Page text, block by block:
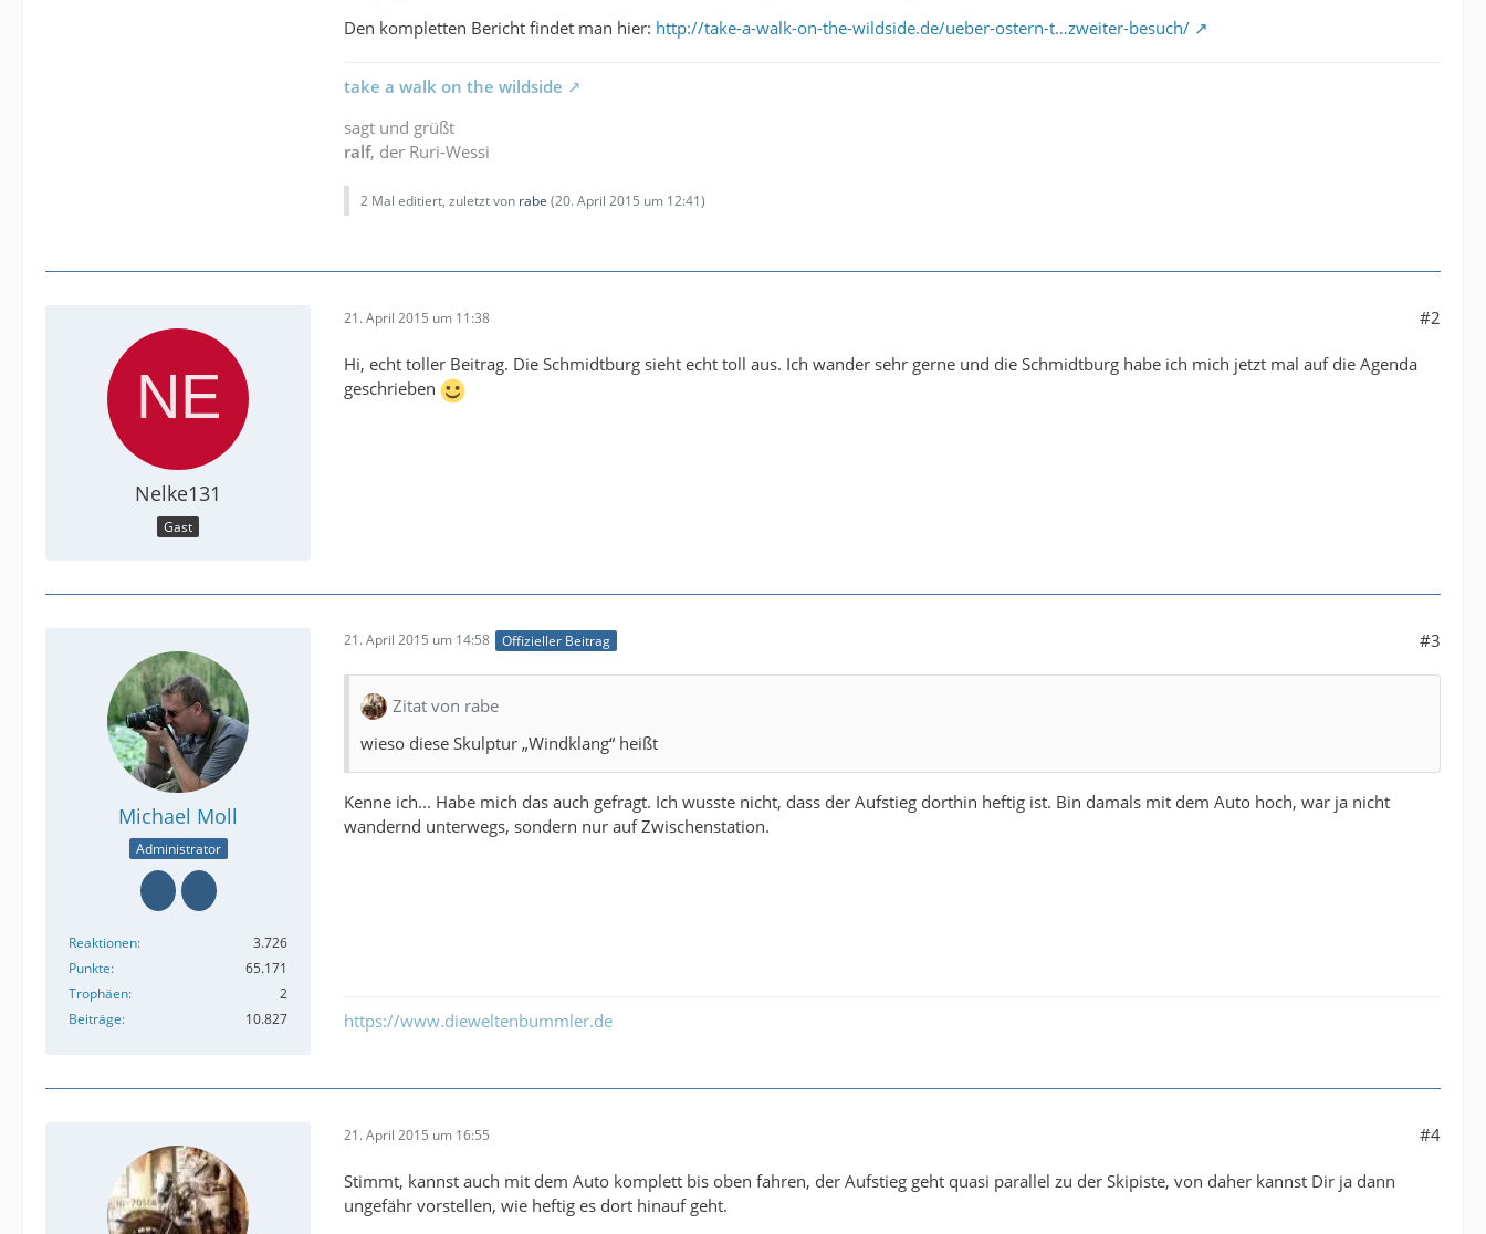
Den kompletten Bericht findet man hier: http://take-a-walk-on-the-wildside.de/ueber-ostern-t…zweiter-besuch/
take a walk on the wildside
sagt und grüßt
ralf, der Ruri-Wessi
2 Mal editiert, zuletzt von rabe (20. April 2015 um 12:41)
Nelke131
Gast
21. April 2015 um 11:38 #2
Hi, echt toller Beitrag. Die Schmidtburg sieht echt toll aus. Ich wander sehr gerne und die Schmidtburg habe ich mich jetzt mal auf die Agenda
geschrieben
Michael Moll
Administrator
Reaktionen
3.726
Punkte
65.171
Trophäen
2
Beiträge
10.827
21. April 2015 um 14:58 Offizieller Beitrag #3
Zitat von rabe
wieso diese Skulptur „Windklang“ heißt
Kenne ich... Habe mich das auch gefragt. Ich wusste nicht, dass der Aufstieg dorthin heftig ist. Bin damals mit dem Auto hoch, war ja nicht
wandernd unterwegs, sondern nur auf Zwischenstation.
https://www.dieweltenbummler.de
21. April 2015 um 16:55 #4
Stimmt, kannst auch mit dem Auto komplett bis oben fahren, der Aufstieg geht quasi parallel zu der Skipiste, von daher kannst Dir ja dann
ungefähr vorstellen, wie heftig es dort hinauf geht.